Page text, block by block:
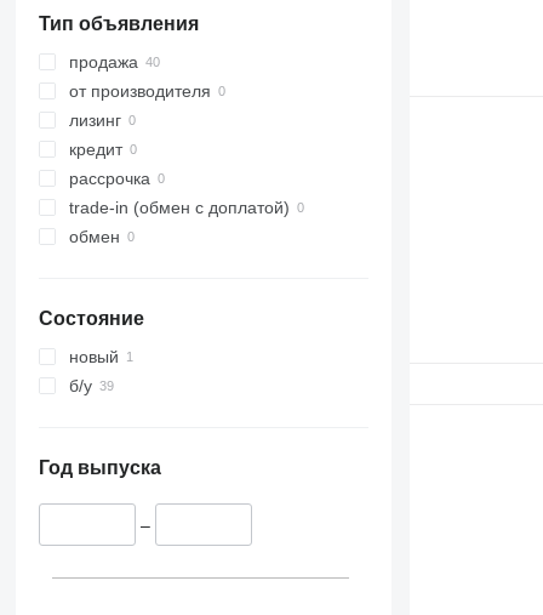
Тип объявления
продажа
от производителя
лизинг
кредит
рассрочка
trade-in (обмен с доплатой)
обмен
Состояние
новый
б/у
Год выпуска
–